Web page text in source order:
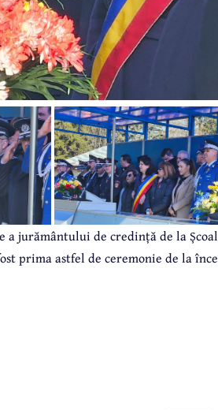
a jurământului de credință de la
prima astfel de ceremonie de la